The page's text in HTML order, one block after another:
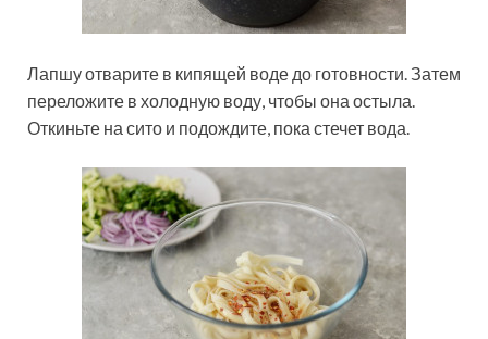
Лапшу отварите в кипящей воде до готовности. Затем
переложите в холодную воду, чтобы она остыла.
Откиньте на сито и подождите, пока стечет вода.